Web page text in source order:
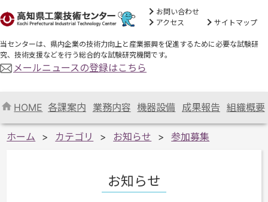
お問い合わせ
アクセス
サイトマップ
当センターは、県内企業の技術力向上と産業振興を促進するために必要な試験研
究、技術支援などを行う総合的な試験研究機関です。
メールニュースの登録はこちら
HOME 各課案内 業務内容 機器設備 成果報告 組織概要
ホーム カテゴリ お知らせ 参加募集
お知らせ